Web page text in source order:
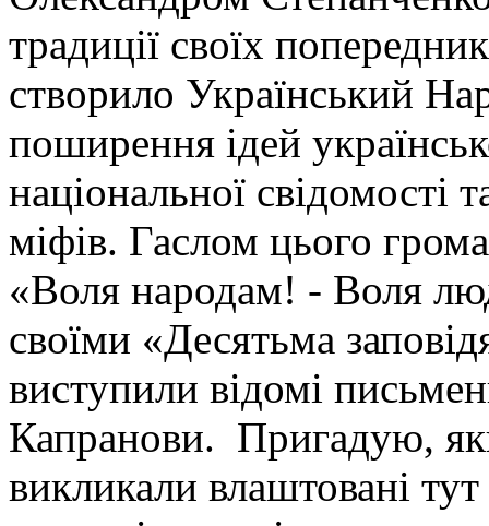
традиції своїх
створило Український
поширення ідей
національної свідомості
міфів. Гаслом цього
«Воля народам! - Воля
своїми «Десятьма
виступили відомі
Капранови. Пригадую,
викликали влаштовані